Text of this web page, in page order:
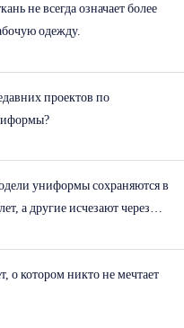
не всегда означает более
одежду.
проектов по
униформы сохраняются в
а другие исчезают через
о котором никто не мечтает